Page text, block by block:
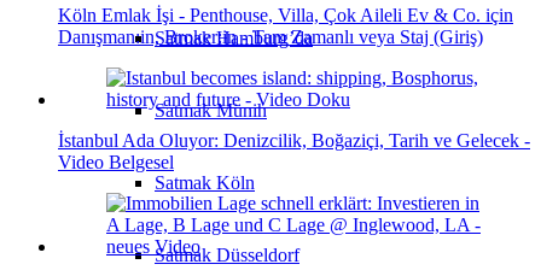
Satmak Hamburg’da
Satmak Münih
Satmak Köln
Satmak Düsseldorf
Köln Emlak İşi - Penthouse, Villa, Çok Aileli Ev & Co. için
Danışman:in, Broker:in - Tam Zamanlı veya Staj (Giriş)
İstanbul Ada Oluyor: Denizcilik, Boğaziçi, Tarih ve Gelecek -
Video Belgesel